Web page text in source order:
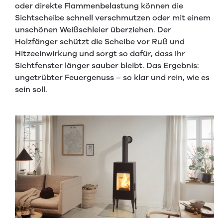
oder direkte Flammenbelastung können die
Sichtscheibe schnell verschmutzen oder mit einem
unschönen Weißschleier überziehen. Der
Holzfänger schützt die Scheibe vor Ruß und
Hitzeeinwirkung und sorgt so dafür, dass Ihr
Sichtfenster länger sauber bleibt. Das Ergebnis:
ungetrübter Feuergenuss – so klar und rein, wie es
sein soll.